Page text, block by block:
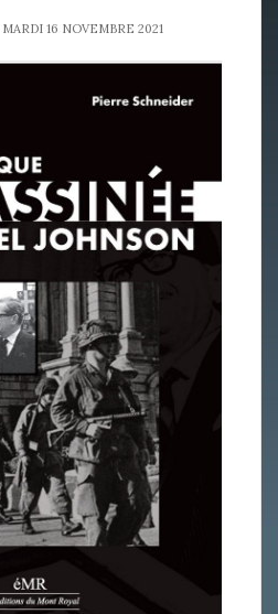
16 NOVEMBRE 2021